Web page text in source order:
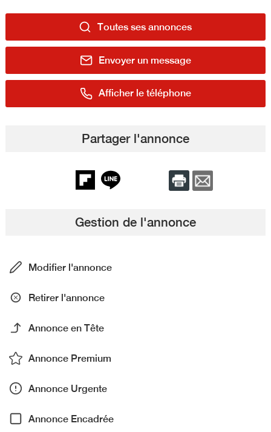
Toutes ses annonces
Envoyer un message
Afficher le téléphone
Partager l'annonce
Gestion de l'annonce
Modifier l'annonce
Retirer l'annonce
Annonce en Tête
Annonce Premium
Annonce Urgente
Annonce Encadrée